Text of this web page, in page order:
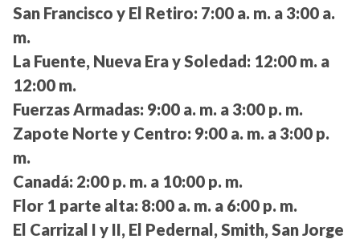
San Francisco y El Retiro: 7:00 a. m. a 3:00 a.
m.
La Fuente, Nueva Era y Soledad: 12:00 m. a
12:00 m.
Fuerzas Armadas: 9:00 a. m. a 3:00 p. m.
Zapote Norte y Centro: 9:00 a. m. a 3:00 p.
m.
Canadá: 2:00 p. m. a 10:00 p. m.
Flor 1 parte alta: 8:00 a. m. a 6:00 p. m.
El Carrizal I y II, El Pedernal, Smith, San Jorge